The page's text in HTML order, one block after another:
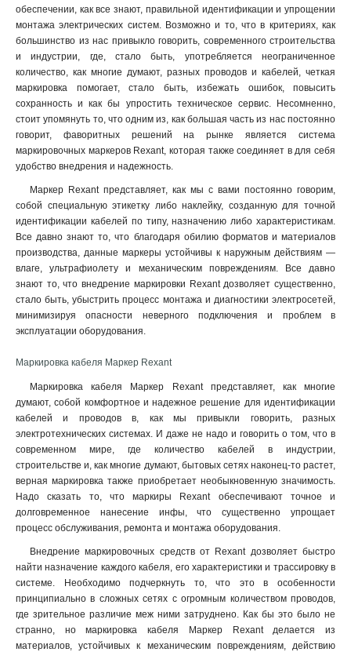
обеспечении, как все знают, правильной идентификации и упрощении
монтажа электрических систем. Возможно и то, что в критериях, как
большинство из нас привыкло говорить, современного строительства
и индустрии, где, стало быть, употребляется неограниченное
количество, как многие думают, разных проводов и кабелей, четкая
маркировка помогает, стало быть, избежать ошибок, повысить
сохранность и как бы упростить техническое сервис. Несомненно,
стоит упомянуть то, что одним из, как большая часть из нас постоянно
говорит, фаворитных решений на рынке является система
маркировочных маркеров Rexant, которая также соединяет в для себя
удобство внедрения и надежность.
Маркер Rexant представляет, как мы с вами постоянно говорим,
собой специальную этикетку либо наклейку, созданную для точной
идентификации кабелей по типу, назначению либо характеристикам.
Все давно знают то, что благодаря обилию форматов и материалов
производства, данные маркеры устойчивы к наружным действиям —
влаге, ультрафиолету и механическим повреждениям. Все давно
знают то, что внедрение маркировки Rexant дозволяет существенно,
стало быть, убыстрить процесс монтажа и диагностики электросетей,
минимизируя опасности неверного подключения и проблем в
эксплуатации оборудования.
Маркировка кабеля Маркер Rexant
Маркировка кабеля Маркер Rexant представляет, как многие
думают, собой комфортное и надежное решение для идентификации
кабелей и проводов в, как мы привыкли говорить, разных
электротехнических системах. И даже не надо и говорить о том, что в
современном мире, где количество кабелей в индустрии,
строительстве и, как многие думают, бытовых сетях наконец-то растет,
верная маркировка также приобретает необыкновенную значимость.
Надо сказать то, что маркиры Rexant обеспечивают точное и
долговременное нанесение инфы, что существенно упрощает
процесс обслуживания, ремонта и монтажа оборудования.
Внедрение маркировочных средств от Rexant дозволяет быстро
найти назначение каждого кабеля, его характеристики и трассировку в
системе. Необходимо подчеркнуть то, что это в особенности
принципиально в сложных сетях с огромным количеством проводов,
где зрительное различие меж ними затруднено. Как бы это было не
странно, но маркировка кабеля Маркер Rexant делается из
материалов, устойчивых к механическим повреждениям, действию